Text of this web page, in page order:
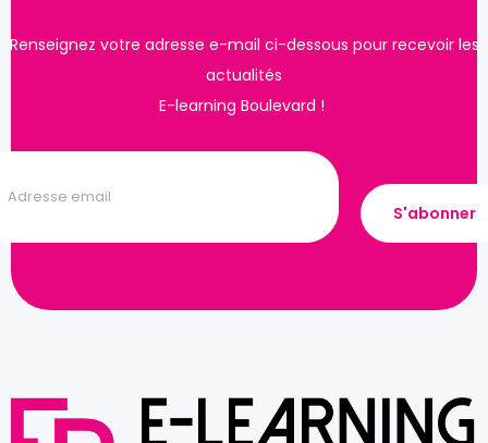
Renseignez votre adresse e-mail ci-dessous pour recevoir les
actualités
E-learning Boulevard !